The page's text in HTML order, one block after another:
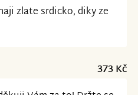
zlate srdicko, diky ze
373 Kč